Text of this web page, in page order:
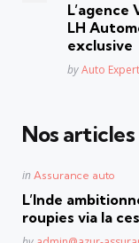
L’agence
LH
exclusive
Posted
byAuto Expert
Nos
Posted
in Assurance auto
L’Inde
roupies via la